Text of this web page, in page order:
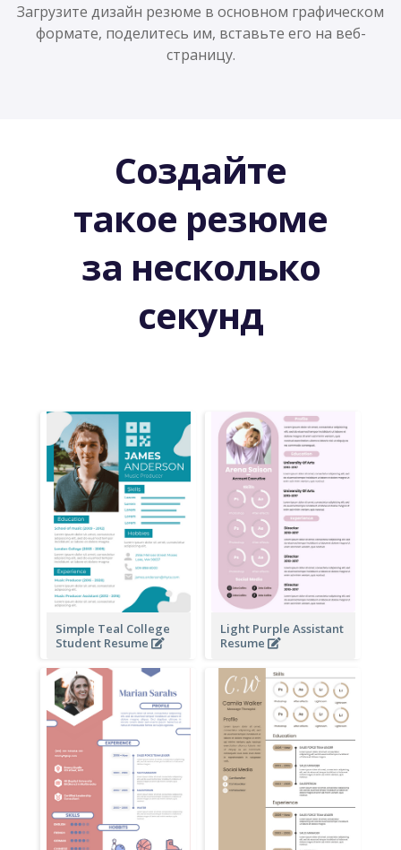
Загрузите дизайн резюме в основном графическом
формате, поделитесь им, вставьте его на веб-
страницу.
Создайте
такое резюме
за несколько
секунд
Simple Teal College
Student Resume
Light Purple Assistant
Resume